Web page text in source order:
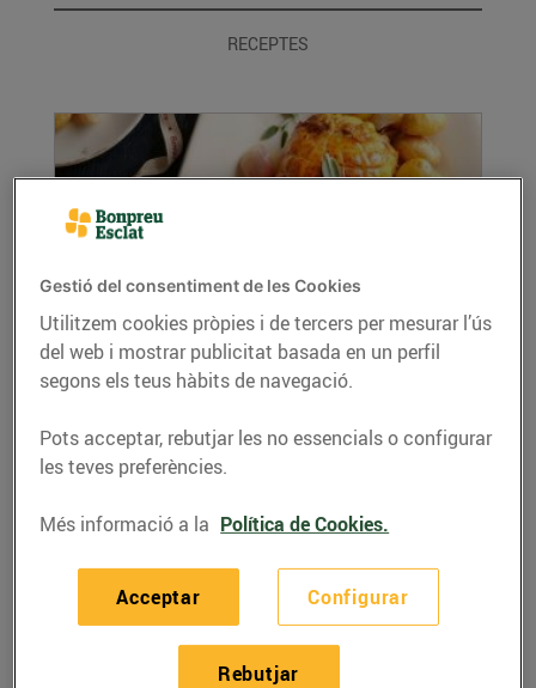
RECEPTES
Pollastre farcit amb verdures i foie-gras
04/de desembre/2021
Ingredients per a 4 persones: 1 pollastre sencer
desossat per farcir 100 g de foie-gras...
Gestió del consentiment de les Cookies
Utilitzem cookies pròpies i de tercers per mesurar l’ús
del web i mostrar publicitat basada en un perfil
segons els teus hàbits de navegació.
Pots acceptar, rebutjar les no essencials o configurar
les teves preferències.
Més informació a la Política de Cookies.
Configurar
Rebutjar
Acceptar